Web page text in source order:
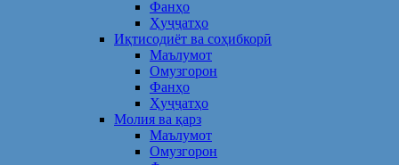
Фанҳо
Ҳуҷҷатҳо
Иқтисодиёт ва соҳибкорӣ
Маълумот
Омузгорон
Фанҳо
Ҳуҷҷатҳо
Молия ва қарз
Маълумот
Омузгорон